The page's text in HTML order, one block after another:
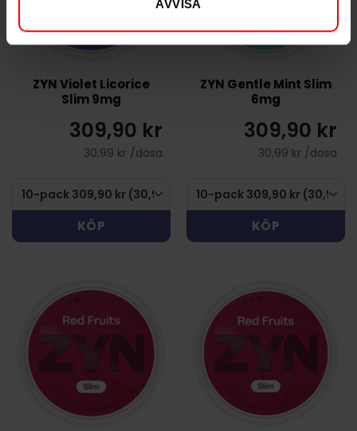
AVVISA
ZYN Violet Licorice
Slim 9mg
309,90 kr
30,99 kr /dosa
KÖP
ZYN Gentle Mint Slim
6mg
309,90 kr
30,99 kr /dosa
KÖP